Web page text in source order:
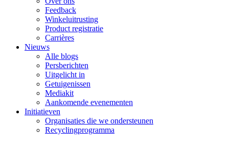
Feedback
Winkeluitrusting
Product registratie
Carrières
Nieuws
Alle blogs
Persberichten
Uitgelicht in
Getuigenissen
Mediakit
Aankomende evenementen
Initiatieven
Organisaties die we ondersteunen
Recyclingprogramma